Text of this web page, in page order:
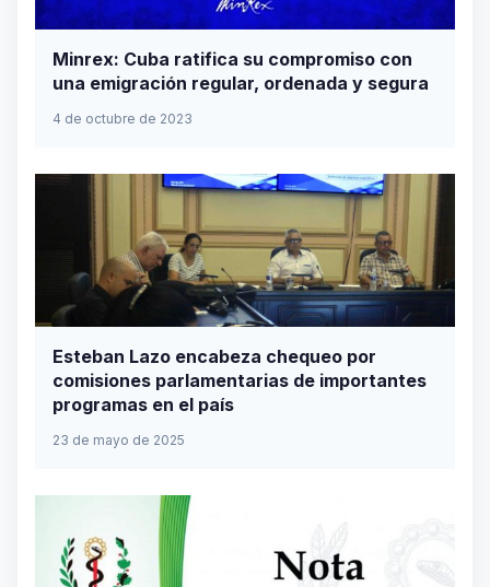
Minrex: Cuba ratifica su compromiso con
una emigración regular, ordenada y segura
4 de octubre de 2023
Esteban Lazo encabeza chequeo por
comisiones parlamentarias de importantes
programas en el país
23 de mayo de 2025